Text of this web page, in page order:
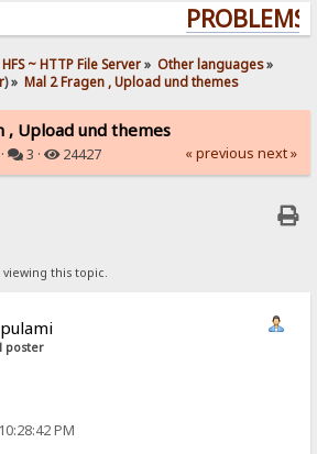
HFS ~ HTTP File Server» Other languages»
) » Mal 2 Fragen , Upload und themes
, Upload und themes
· 3 · 24427 « previous next »
this topic.
poster
PM